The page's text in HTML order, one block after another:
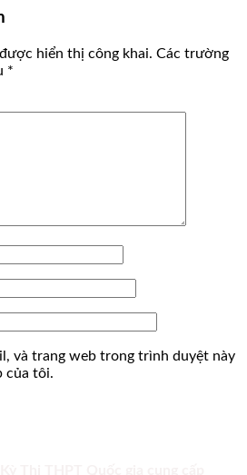
hiển thị công khai. Các trường
*
và trang web trong trình duyệt này
của tôi.